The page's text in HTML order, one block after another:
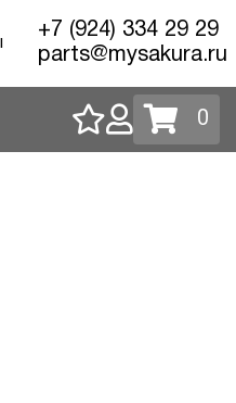
+7 (924) 334 29 29
parts@mysakura.ru
0